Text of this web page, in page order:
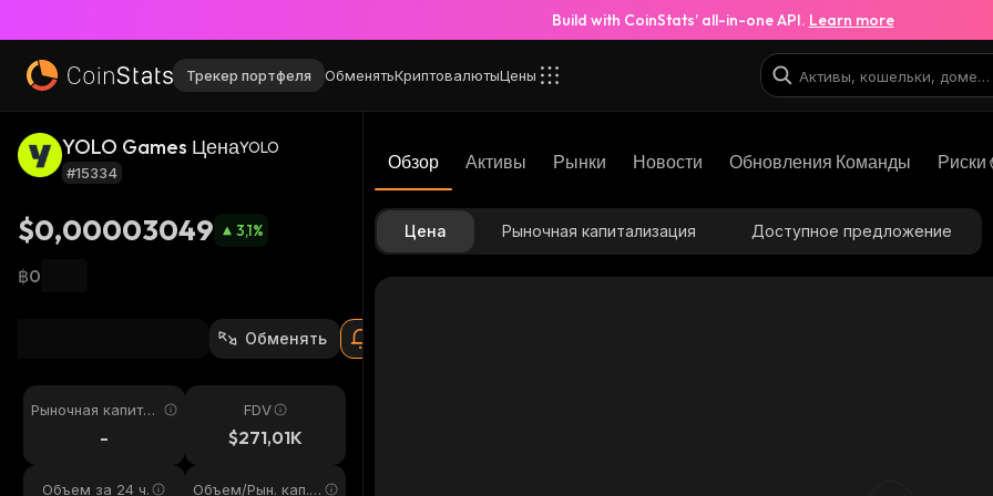
Build with CoinStats’ all-in-one API. Learn more
Трекер портфеля ОбменятьКриптовалютыЦены
YOLO Games ЦенаYOLO
#15334
$0,00003049 3,1%
฿0
Обменять
Рыночная капитал
-
FDV
$271,01K
Объем за 24 ч. Объем/Рын. кап. 2
Обзор Активы Рынки Новости Обновления Команды Риски
Цена Рыночная капитализация Доступное предложение